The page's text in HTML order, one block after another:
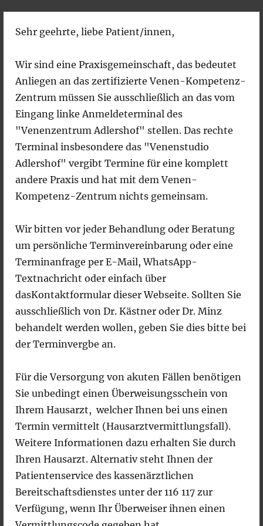
Sehr geehrte, liebe Patient/innen,
Wir sind eine Praxisgemeinschaft, das bedeutet
Anliegen an das zertifizierte Venen-Kompetenz-
Zentrum müssen Sie ausschließlich an das vom
Eingang linke Anmeldeterminal des
"Venenzentrum Adlershof" stellen. Das rechte
Terminal insbesondere das "Venenstudio
Adlershof" vergibt Termine für eine komplett
andere Praxis und hat mit dem Venen-
Kompetenz-Zentrum nichts gemeinsam.
Wir bitten vor jeder Behandlung oder Beratung
um persönliche Terminvereinbarung oder eine
Terminanfrage per E-Mail, WhatsApp-
Textnachricht oder einfach über
dasKontaktformular dieser Webseite. Sollten Sie
ausschließlich von Dr. Kästner oder Dr. Minz
behandelt werden wollen, geben Sie dies bitte bei
der Terminvergbe an.
Für die Versorgung von akuten Fällen benötigen
Sie unbedingt einen Überweisungsschein von
Ihrem Hausarzt, welcher Ihnen bei uns einen
Termin vermittelt (Hausarztvermittlungsfall).
Weitere Informationen dazu erhalten Sie durch
Ihren Hausarzt. Alternativ steht Ihnen der
Patientenservice des kassenärztlichen
Bereitschaftsdienstes unter der 116 117 zur
Verfügung, wenn Ihr Überweiser ihnen einen
Venenzentrum Adlershof –
Gefäßmedizinische Praxis
Datenschutz
DATENSCHUTZERKLÄRUNG
Wir freuen uns sehr über Ihr Interesse an
unserem Unternehmen. Datenschutz hat einen
besonders hohen Stellenwert für die
Geschäftsleitung der Praxis. Eine Nutzung der
ohne jede Angabe personenbezogener Daten
möglich. Sofern eine betroffene Person
besondere Services unseres Unternehmens
über unsere Internetseite in Anspruch nehmen
möchte, könnte jedoch eine Verarbeitung
personenbezogener Daten erforderlich werden.
Ist die Verarbeitung personenbezogener Daten
erforderlich und besteht für eine solche
Verarbeitung keine gesetzliche Grundlage,